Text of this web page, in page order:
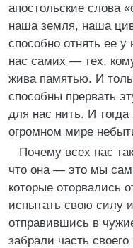
апостольские слова
наша земля, наша
способно отнять ее
нас самих — тех,
жива памятью. И
способны прервать
для нас нить. И
огромном мире
Почему всех нас
что она — это мы
которые оторвались
испытать свою силу
отправившись в
забрали часть